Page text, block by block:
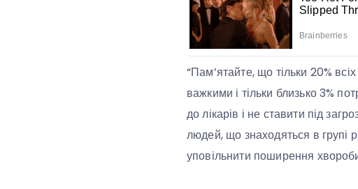
“Пам’ятайте, що тільки 20%
важкими і тільки близько 3%
до лікарів і не ставити під
людей, що знаходяться в групі
уповільнити поширення